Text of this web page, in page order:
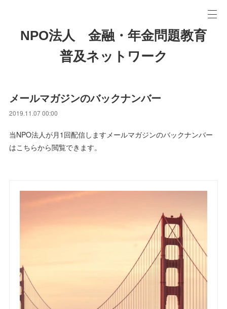
NPO法人 金融・年金問題教育
普及ネットワーク
メールマガジンのバックナンバー
2019.11.07 00:00
当NPO法人が月1回配信しますメールマガジンのバックナンバー
はこちらから閲覧できます。